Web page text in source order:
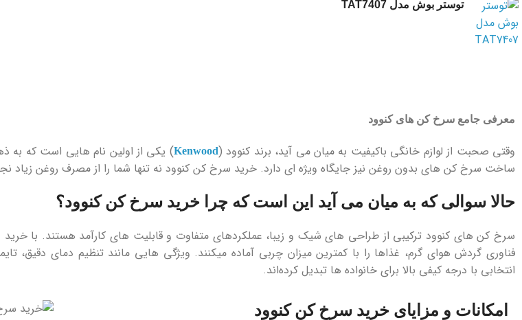
توستر بوش مدل TAT7407
معرفی جامع سرخ کن های کنوود
وقتی صحبت از لوازم خانگی باکیفیت به میان می ‌آید، برند کنوود (Kenwood) یکی از اولین نام‌ هایی است که به
ساخت سرخ ‌کن‌ های بدون روغن نیز جایگاه ویژه ‌ای دارد. خرید سرخ کن کنوود نه ‌تنها شما را از مصرف روغن زیاد
حالا سوالی که به میان می آید این است که چرا خرید سرخ کن کنوود؟
سرخ ‌کن‌ های کنوود ترکیبی از طراحی های شیک و زیبا، عملکردهای متفاوت و قابلیت‌ های کارآمد هستند. با خرید
فناوری گردش هوای گرم، غذاها را با کمترین میزان چربی آماده میکنند. ویژگی ‌هایی مانند تنظیم دمای
انتخابی با درجه کیفی بالا برای خانواده ‌ها تبدیل کرده‌اند.
امکانات و مزایای خرید سرخ کن کنوود